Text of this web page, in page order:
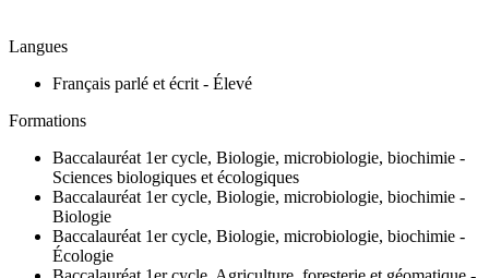
Langues
Français parlé et écrit - Élevé
Formations
Baccalauréat 1er cycle, Biologie, microbiologie, biochimie -
Sciences biologiques et écologiques
Baccalauréat 1er cycle, Biologie, microbiologie, biochimie -
Biologie
Baccalauréat 1er cycle, Biologie, microbiologie, biochimie -
Écologie